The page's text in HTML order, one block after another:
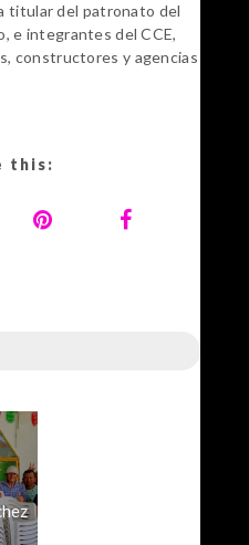
titular del patronato del
e integrantes del CCE,
constructores y agencias
this: